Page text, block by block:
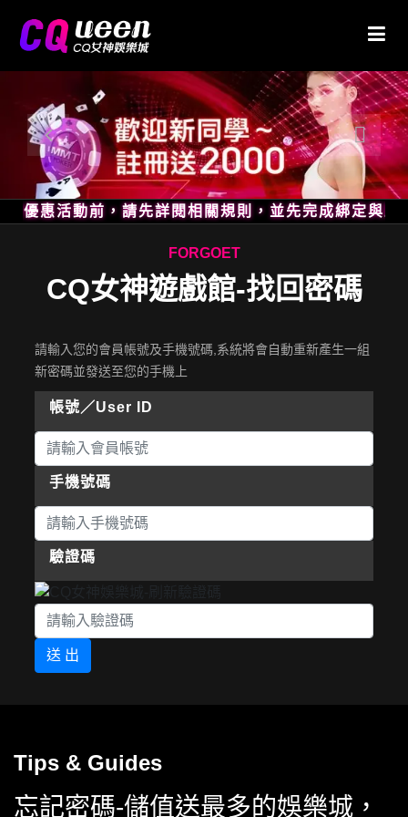
優惠活動前，請先詳閱相關規則，並先完成綁定與
FORGOET
CQ女神遊戲館-找回密碼
請輸入您的會員帳號及手機號碼,系統將會自動重新產生一組
新密碼並發送至您的手機上
帳號／User ID
手機號碼
驗證碼
送 出
Tips & Guides
忘記密碼-儲值送最多的娛樂城，